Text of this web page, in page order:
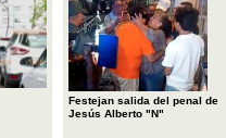
Festejan salida del penal de
Jesús Alberto "N"